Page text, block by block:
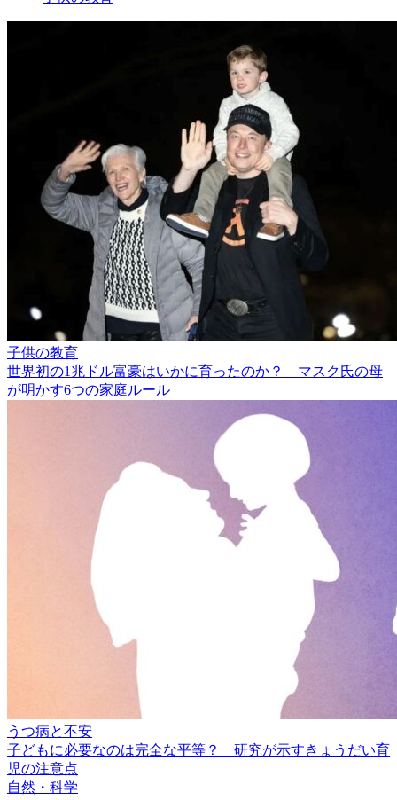
子供の教育
世界初の1兆ドル富豪はいかに育ったのか？ マスク氏の母
が明かす6つの家庭ルール
うつ病と不安
子どもに必要なのは完全な平等？ 研究が示すきょうだい育
児の注意点
自然・科学